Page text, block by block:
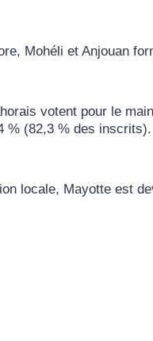
Mohéli et Anjouan
votent pour le
% (82,3 % des
locale, Mayotte est